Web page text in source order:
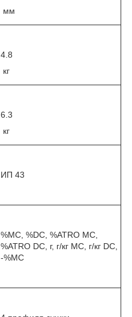
мм
4.8
кг
6.3
кг
ИП 43
%MC, %DC, %ATRO MC,
%ATRO DC, г, г/кг MC, г/кг DC,
-%MC